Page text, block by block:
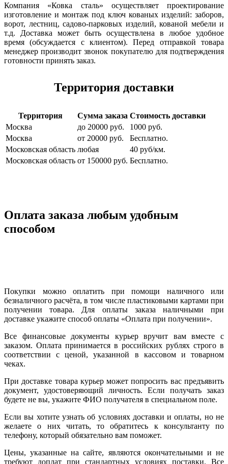
Компания «Ковка сталь» осуществляет проектирование
изготовление и монтаж под ключ кованых изделий: заборов,
ворот, лестниц, садово-парковых изделий, кованой мебели и
т.д. Доставка может быть осуществлена в любое удобное
время (обсуждается с клиентом). Перед отправкой товара
менеджер производит звонок покупателю для подтверждения
готовности принять заказ.
Территория доставки
Территория Сумма заказа Стоимость доставки
Москва
до 20000 руб.
1000 руб.
Москва
от 20000 руб.
Бесплатно.
Московская область любая
40 руб/км.
Московская область от 150000 руб. Бесплатно.
Оплата заказа любым удобным
способом
Покупки можно оплатить при помощи наличного или
безналичного расчёта, в том числе пластиковыми картами при
получении товара. Для оплаты заказа наличными при
доставке укажите способ оплаты «Оплата при получении».
Все финансовые документы курьер вручит вам вместе с
заказом. Оплата принимается в российских рублях строго в
соответствии с ценой, указанной в кассовом и товарном
чеках.
При доставке товара курьер может попросить вас предъявить
документ, удостоверяющий личность. Если получать заказ
будете не вы, укажите ФИО получателя в специальном поле.
Если вы хотите узнать об условиях доставки и оплаты, но не
желаете о них читать, то обратитесь к консультанту по
телефону, который обязательно вам поможет.
Цены, указанные на сайте, являются окончательными и не
требуют доплат при стандартных условиях поставки. Все